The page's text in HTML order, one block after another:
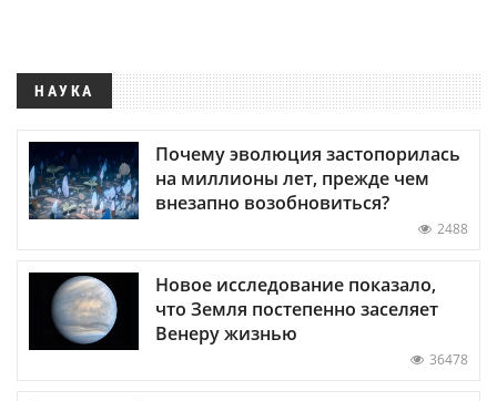
НАУКА
Почему эволюция застопорилась
на миллионы лет, прежде чем
внезапно возобновиться?
2488
Новое исследование показало,
что Земля постепенно заселяет
Венеру жизнью
36478